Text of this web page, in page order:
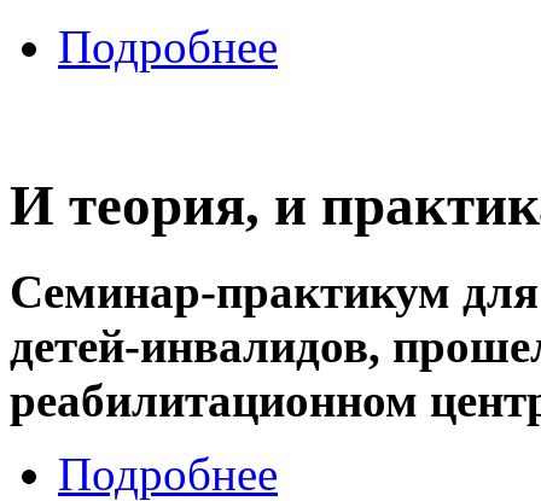
Подробнее
И теория, и
Семинар-практикум
детей-инвалидов,
реабилитационном
Подробнее